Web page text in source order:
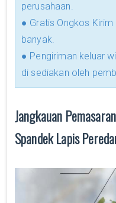
perusahaan.
● Gratis Ongkos
banyak.
● Pengiriman keluar
di sediakan oleh
Jangkauan
Spandek Lapis